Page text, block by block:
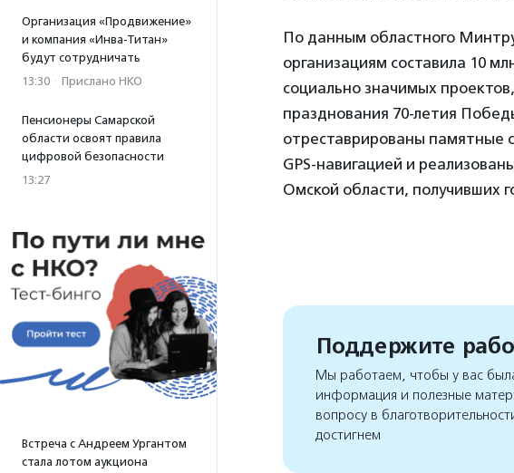
Организация «Продвижение»
и компания «Инва-Титан»
будут сотрудничать
13:30 · Прислано НКО
Пенсионеры Самарской
области освоят правила
цифровой безопасности
13:27
Встреча с Андреем Ургантом
стала лотом аукциона
По данным областного
организациям составила 10
социально значимых
празднования 70-летия
отреставрированы памятные
GPS-навигацией и
Омской области, получивших
Поддержите
Мы работаем, чтобы у вас
информация и полезные
вопросу в
достигнем